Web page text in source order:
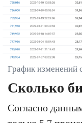
График изменений
Сколько
Согласно